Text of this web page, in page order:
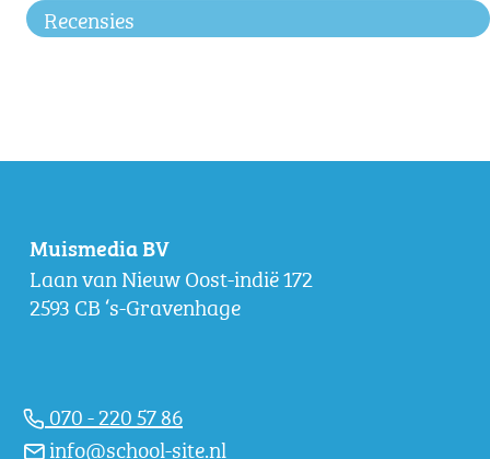
Recensies
Muismedia BV
Laan van Nieuw Oost-indië 172
2593 CB ‘s-Gravenhage
070 - 220 57 86
info@school-site.nl